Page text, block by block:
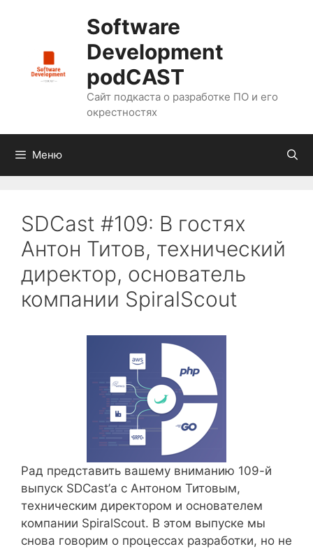
Software
Development
podCAST
Сайт подкаста о разработке ПО и его
окрестностях
Меню
SDCast #109: В гостях
Антон Титов, технический
директор, основатель
компании SpiralScout
Рад представить вашему вниманию 109-й
выпуск SDCast’а с Антоном Титовым,
техническим директором и основателем
компании SpiralScout. В этом выпуске мы
снова говорим о процессах разработки, но не